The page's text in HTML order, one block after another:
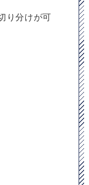
り分けが可